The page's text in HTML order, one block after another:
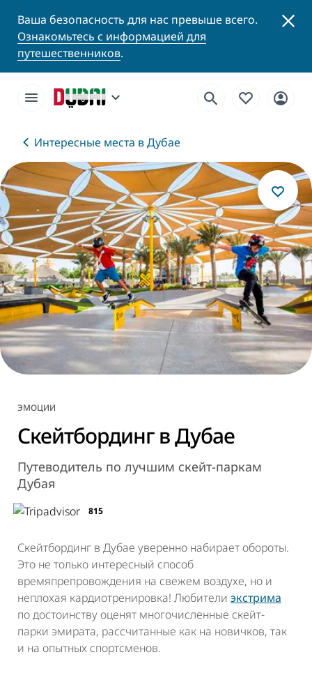
Ваша безопасность для нас превыше всего.
Ознакомьтесь с информацией для
путешественников.
Интересные места в Дубае
ЭМОЦИИ
Скейтбординг в Дубае
Путеводитель по лучшим скейт-паркам
Дубая
815
Скейтбординг в Дубае уверенно набирает обороты.
Это не только интересный способ
времяпрепровождения на свежем воздухе, но и
неплохая кардиотренировка! Любители экстрима
по достоинству оценят многочисленные скейт-
парки эмирата, рассчитанные как на новичков, так
и на опытных спортсменов.